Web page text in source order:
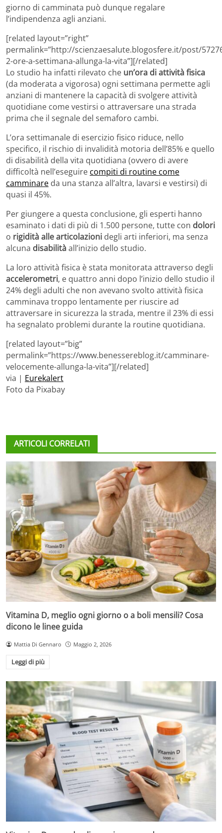
giorno di camminata può dunque regalare
l’indipendenza agli anziani.
[related layout=”right”
permalink=”http://scienzaesalute.blogosfere.it/post/
2-ore-a-settimana-allunga-la-vita”][/related]
Lo studio ha infatti rilevato che un’ora di attività fisica
(da moderata a vigorosa) ogni settimana permette agli
anziani di mantenere la capacità di svolgere attività
quotidiane come vestirsi o attraversare una strada
prima che il segnale del semaforo cambi.
L’ora settimanale di esercizio fisico riduce, nello
specifico, il rischio di invalidità motoria dell’85% e quello
di disabilità della vita quotidiana (ovvero di avere
difficoltà nell’eseguire compiti di routine come
camminare da una stanza all’altra, lavarsi e vestirsi) di
quasi il 45%.
Per giungere a questa conclusione, gli esperti hanno
esaminato i dati di più di 1.500 persone, tutte con dolori
o rigidità alle articolazioni degli arti inferiori, ma senza
alcuna disabilitàall’inizio dello studio.
La loro attività fisica è stata monitorata attraverso degli
accelerometri, e quattro anni dopo l’inizio dello studio il
24% degli adulti che non avevano svolto attività fisica
camminava troppo lentamente per riuscire ad
attraversare in sicurezza la strada, mentre il 23% di essi
ha segnalato problemi durante la routine quotidiana.
[related layout=”big”
permalink=”https://www.benessereblog.it/camminare-
velocemente-allunga-la-vita”][/related]
via | Eurekalert
Foto da Pixabay
ARTICOLI CORRELATI
Vitamina D, meglio ogni giorno o a boli mensili? Cosa
dicono le linee guida
Mattia Di Gennaro Maggio 2, 2026
Leggi di più